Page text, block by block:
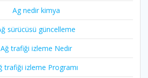
Ag nedir kimya
sürücüsü güncelleme
Ağ trafiği izleme Nedir
trafiği izleme Programı